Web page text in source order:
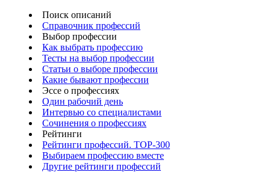
Поиск описаний
Справочник профессий
Выбор профессии
Как выбрать профессию
Тесты на выбор профессии
Статьи о выборе профессии
Какие бывают профессии
Эссе о профессиях
Один рабочий день
Интервью со специалистами
Сочинения о профессиях
Рейтинги
Рейтинги профессий. TOP-300
Выбираем профессию вместе
Другие рейтинги профессий